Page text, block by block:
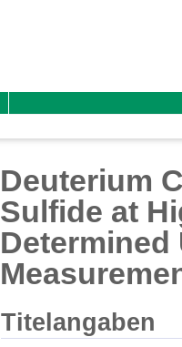
Deuterium
Sulfide at
Titelangaben